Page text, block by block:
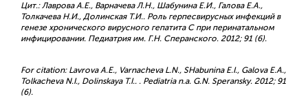
Цит.: Лаврова А.Е., Варначева Л.Н., Шабунина Е.И., Галова Е.А.,
Толкачева Н.И., Долинская Т.И.. Роль герпесвирусных инфекций в
генезе хронического вирусного гепатита С при перинатальном
инфицировании. Педиатрия им. Г.Н. Сперанского. 2012; 91 (6).
For citation: Lavrova A.E., Varnacheva L.N., SHabunina E.I., Galova E.A.,
Tolkacheva N.I., Dolinskaya T.I.. . Pediatria n.a. G.N. Speransky. 2012; 91
(6).